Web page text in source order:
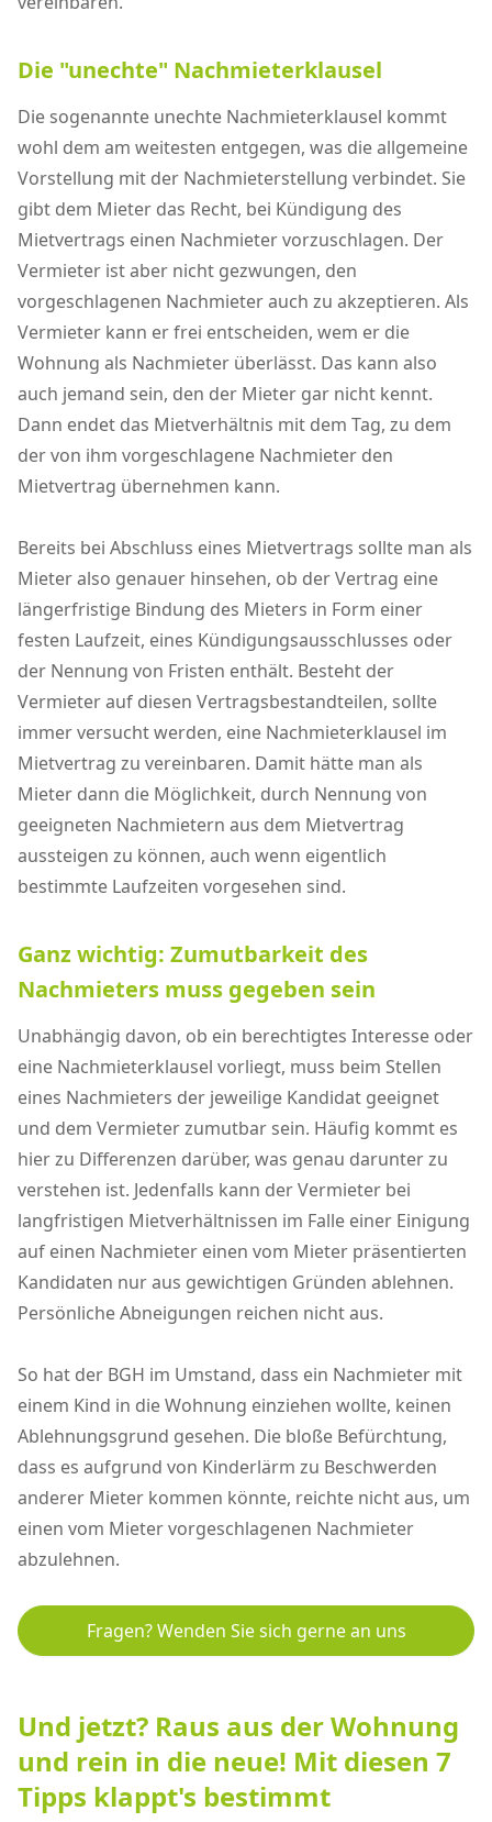
Die "unechte" Nachmieterklausel
Die sogenannte unechte Nachmieterklausel kommt
wohl dem am weitesten entgegen, was die allgemeine
Vorstellung mit der Nachmieterstellung verbindet. Sie
gibt dem Mieter das Recht, bei Kündigung des
Mietvertrags einen Nachmieter vorzuschlagen. Der
Vermieter ist aber nicht gezwungen, den
vorgeschlagenen Nachmieter auch zu akzeptieren. Als
Vermieter kann er frei entscheiden, wem er die
Wohnung als Nachmieter überlässt. Das kann also
auch jemand sein, den der Mieter gar nicht kennt.
Dann endet das Mietverhältnis mit dem Tag, zu dem
der von ihm vorgeschlagene Nachmieter den
Mietvertrag übernehmen kann.
Bereits bei Abschluss eines Mietvertrags sollte man als
Mieter also genauer hinsehen, ob der Vertrag eine
längerfristige Bindung des Mieters in Form einer
festen Laufzeit, eines Kündigungsausschlusses oder
der Nennung von Fristen enthält. Besteht der
Vermieter auf diesen Vertragsbestandteilen, sollte
immer versucht werden, eine Nachmieterklausel im
Mietvertrag zu vereinbaren. Damit hätte man als
Mieter dann die Möglichkeit, durch Nennung von
geeigneten Nachmietern aus dem Mietvertrag
aussteigen zu können, auch wenn eigentlich
bestimmte Laufzeiten vorgesehen sind.
Ganz wichtig: Zumutbarkeit des
Nachmieters muss gegeben sein
Unabhängig davon, ob ein berechtigtes Interesse oder
eine Nachmieterklausel vorliegt, muss beim Stellen
eines Nachmieters der jeweilige Kandidat geeignet
und dem Vermieter zumutbar sein. Häufig kommt es
hier zu Differenzen darüber, was genau darunter zu
verstehen ist. Jedenfalls kann der Vermieter bei
langfristigen Mietverhältnissen im Falle einer Einigung
auf einen Nachmieter einen vom Mieter präsentierten
Kandidaten nur aus gewichtigen Gründen ablehnen.
Persönliche Abneigungen reichen nicht aus.
So hat der BGH im Umstand, dass ein Nachmieter mit
einem Kind in die Wohnung einziehen wollte, keinen
Ablehnungsgrund gesehen. Die bloße Befürchtung,
dass es aufgrund von Kinderlärm zu Beschwerden
anderer Mieter kommen könnte, reichte nicht aus, um
einen vom Mieter vorgeschlagenen Nachmieter
abzulehnen.
Fragen? Wenden Sie sich gerne an uns
Und jetzt? Raus aus der Wohnung
und rein in die neue! Mit diesen 7
Tipps klappt's bestimmt